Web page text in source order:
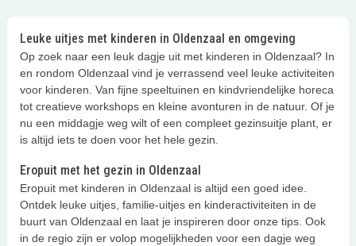
Leuke uitjes met kinderen in Oldenzaal en omgeving
Op zoek naar een leuk dagje uit met kinderen in Oldenzaal? In
en rondom Oldenzaal vind je verrassend veel leuke activiteiten
voor kinderen. Van fijne speeltuinen en kindvriendelijke horeca
tot creatieve workshops en kleine avonturen in de natuur. Of je
nu een middagje weg wilt of een compleet gezinsuitje plant, er
is altijd iets te doen voor het hele gezin.
Eropuit met het gezin in Oldenzaal
Eropuit met kinderen in Oldenzaal is altijd een goed idee.
Ontdek leuke uitjes, familie-uitjes en kinderactiviteiten in de
buurt van Oldenzaal en laat je inspireren door onze tips. Ook
in de regio zijn er volop mogelijkheden voor een dagje weg